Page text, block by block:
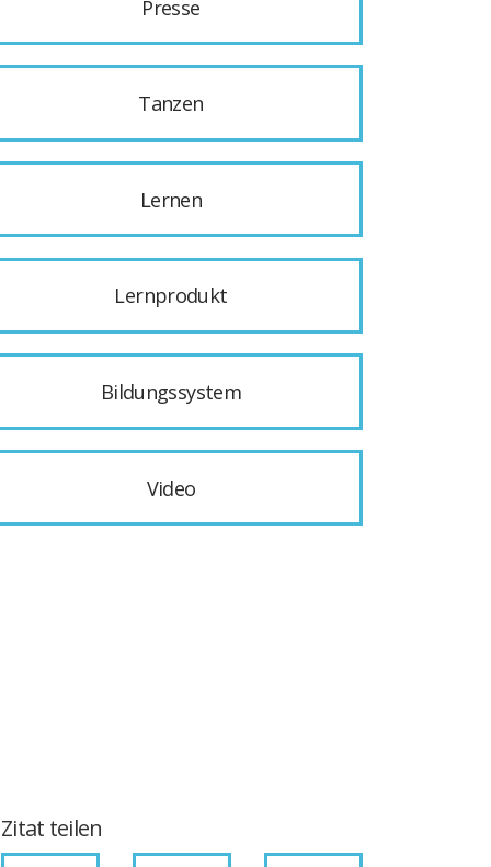
Presse
Tanzen
Lernen
Lernprodukt
Bildungssystem
Video
Zitat teilen